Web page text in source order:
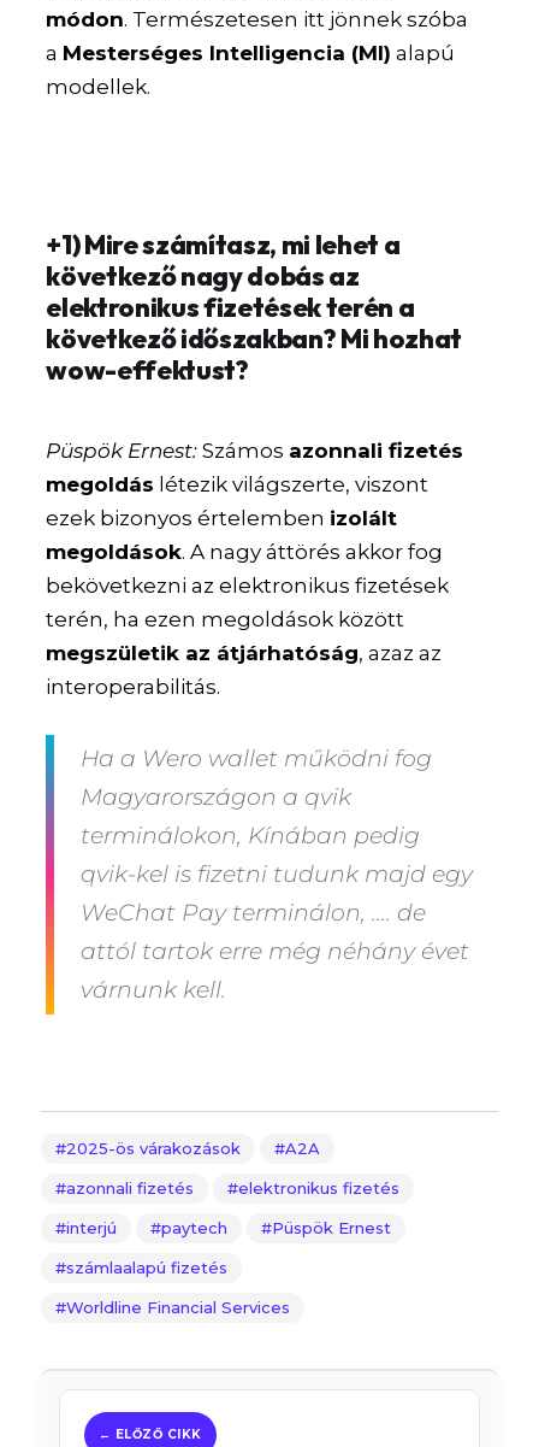
módon. Természetesen itt jönnek szóba
a Mesterséges Intelligencia (MI) alapú
modellek.
+1) Mire számítasz, mi lehet a
következő nagy dobás az
elektronikus fizetések terén a
következő időszakban? Mi hozhat
wow-effektust?
Püspök Ernest:Számos azonnali fizetés
megoldás létezik világszerte, viszont
ezek bizonyos értelemben izolált
megoldások. A nagy áttörés akkor fog
bekövetkezni az elektronikus fizetések
terén, ha ezen megoldások között
megszületik az átjárhatóság, azaz az
interoperabilitás.
Ha a Wero wallet működni fog
Magyarországon a qvik
terminálokon, Kínában pedig
qvik-kel is fizetni tudunk majd egy
WeChat Pay terminálon, …. de
attól tartok erre még néhány évet
várnunk kell.
2025-ös várakozások A2A
azonnali fizetés elektronikus fizetés
interjú paytech Püspök Ernest
számlaalapú fizetés
Worldline Financial Services